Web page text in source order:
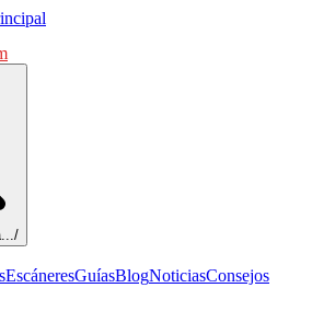
/
EscáneresGuíasBlogNoticiasConsejos